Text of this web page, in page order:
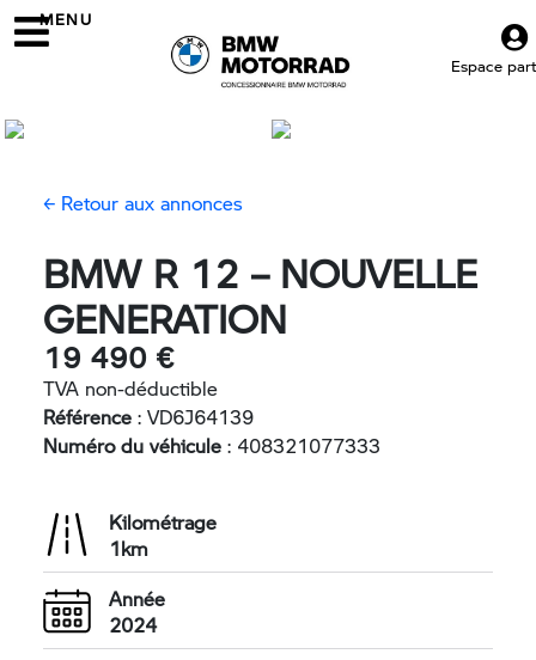
MENU
Espace
← Retour aux annonces
BMW R 12 – NOUVELLE
GENERATION
19 490 €
TVA non-déductible
Référence: VD6J64139
Numéro du véhicule: 408321077333
Kilométrage
1km
Année
2024